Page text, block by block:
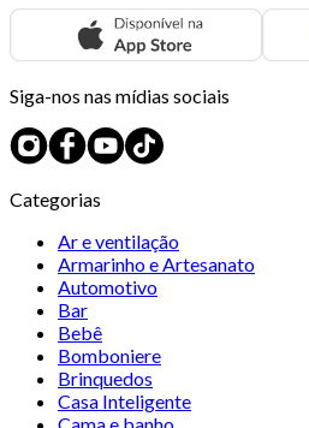
Siga-nos nas mídias sociais
Categorias
Ar e ventilação
Armarinho e Artesanato
Automotivo
Bar
Bebê
Bomboniere
Brinquedos
Casa Inteligente